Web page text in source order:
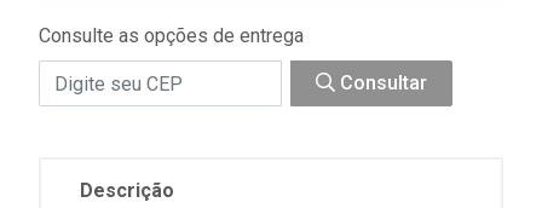
Consulte as opções de entrega
Consultar
Descrição